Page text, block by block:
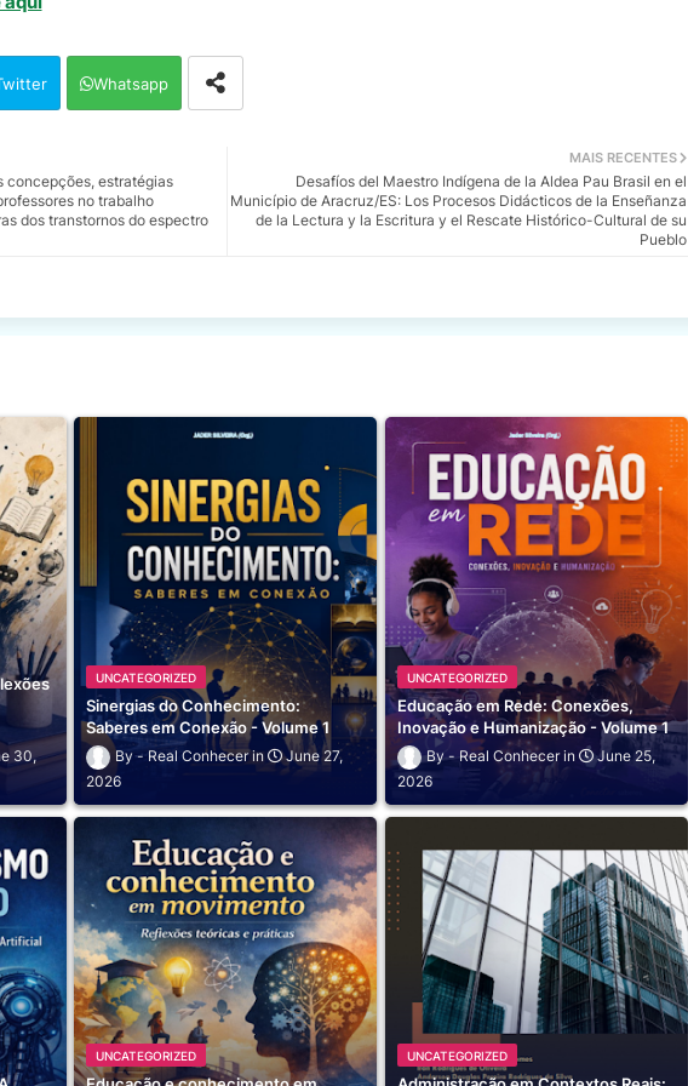
Whatsapp
MAIS RECENTES
Desafíos del Maestro Indígena de la Aldea Pau Brasil en el
Município de Aracruz/ES: Los Procesos Didácticos de la Enseñanza
de la Lectura y la Escritura y el Rescate Histórico-Cultural de su
Pueblo
concepções, estratégias
no trabalho
dos transtornos do espectro
30,
UNCATEGORIZED
Sinergias do Conhecimento:
Saberes em Conexão - Volume 1
Real Conhecer
June 27,
2026
UNCATEGORIZED
Educação em Rede: Conexões,
Inovação e Humanização - Volume 1
Real Conhecer
June 25,
2026
UNCATEGORIZED UNCATEGORIZED